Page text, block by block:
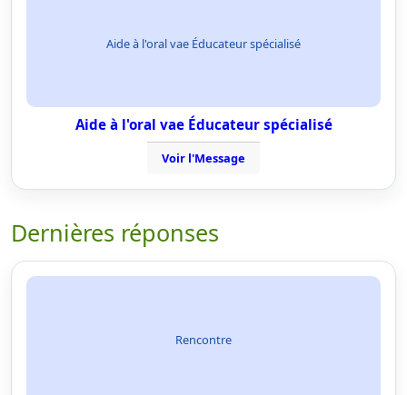
Aide à l'oral vae Éducateur spécialisé
Aide à l'oral vae Éducateur spécialisé
Voir l'Message
Dernières réponses
Rencontre